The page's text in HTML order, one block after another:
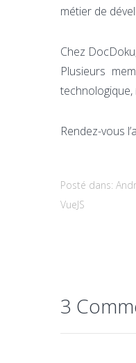
métier de
Chez
Plusieurs
Rendez-vous
Posté dans:
VueJS
3